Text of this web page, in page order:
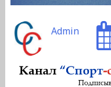
Admin